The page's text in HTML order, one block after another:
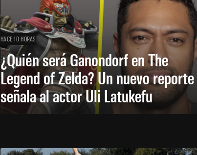
HACE 10 HORAS
¿Quién será Ganondorf en The
Legend of Zelda? Un nuevo reporte
señala al actor Uli Latukefu